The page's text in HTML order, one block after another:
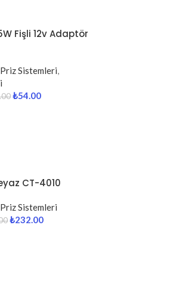
Fişli 12v Adaptör
Sistemleri,
₺54.00
CT-4010
Sistemleri
₺232.00